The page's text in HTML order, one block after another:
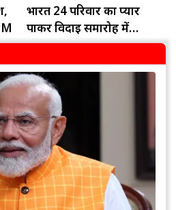
भारत 24 परिवार का प्यार
पाकर विदाई समारोह में
भावुक हुई अदिति नागर